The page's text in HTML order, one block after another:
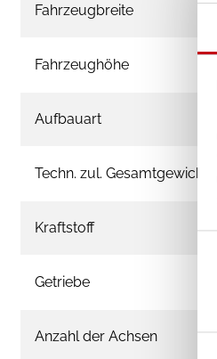
Fahrzeugbreite
Fahrzeughöhe
Aufbauart
Techn. zul. Gesamtgewicht
Kraftstoff
Getriebe
Anzahl der Achsen